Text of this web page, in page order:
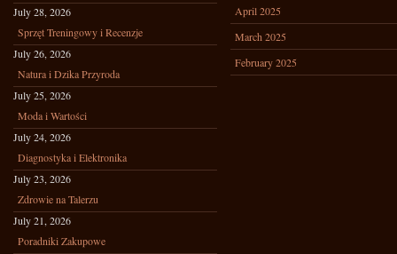
July 28, 2026
Sprzęt Treningowy i Recenzje
July 26, 2026
Natura i Dzika Przyroda
July 25, 2026
Moda i Wartości
July 24, 2026
Diagnostyka i Elektronika
July 23, 2026
Zdrowie na Talerzu
July 21, 2026
Poradniki Zakupowe
April 2025
March 2025
February 2025